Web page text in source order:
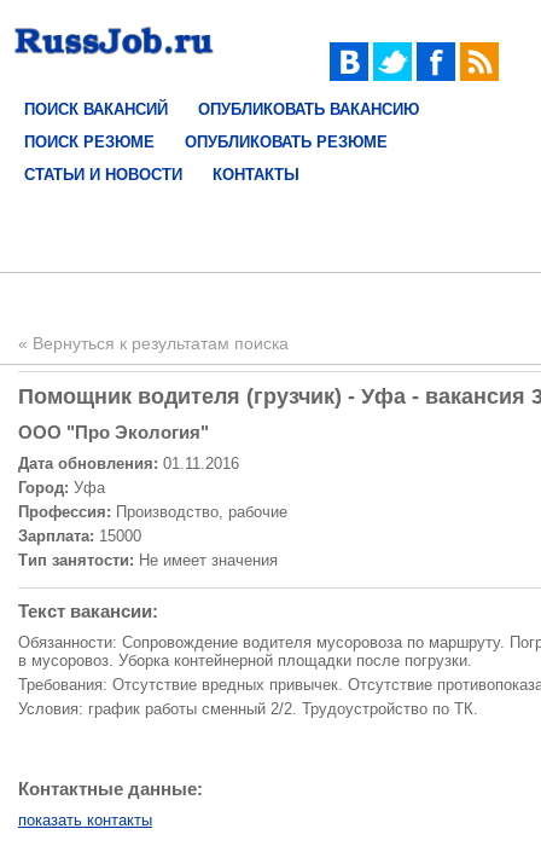
ПОИСК ВАКАНСИЙ
ОПУБЛИКОВАТЬ ВАКАНСИЮ
ПОИСК РЕЗЮМЕ
ОПУБЛИКОВАТЬ РЕЗЮМЕ
СТАТЬИ И НОВОСТИ
КОНТАКТЫ
« Вернуться к результатам поиска
Помощник водителя (грузчик) - Уфа - вакансия
ООО "Про Экология"
Дата обновления: 01.11.2016
Город: Уфа
Профессия: Производство, рабочие
Зарплата: 15000
Тип занятости: Не имеет значения
Текст вакансии:
Обязанности: Сопровождение водителя мусоровоза по маршруту.
в мусоровоз. Уборка контейнерной площадки после погрузки.
Требования: Отсутствие вредных привычек. Отсутствие
Условия: график работы сменный 2/2. Трудоустройство по ТК.
Контактные данные:
показать контакты